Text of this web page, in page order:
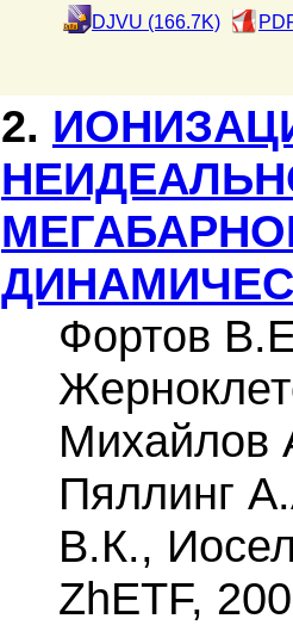
DJVU (166.7K)
2.
Фортов
Михайлов
Пяллинг
В.К.,
ZhETF,